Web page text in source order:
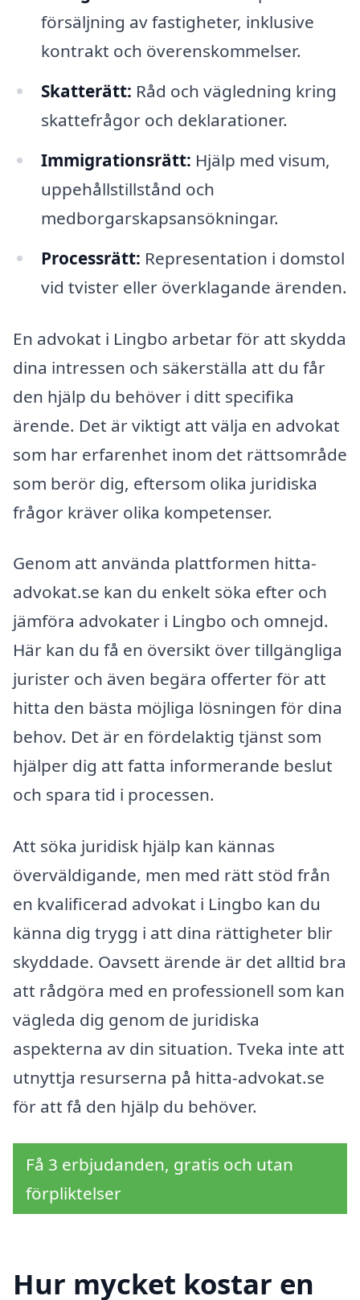
försäljning av fastigheter, inklusive
kontrakt och överenskommelser.
Skatterätt: Råd och vägledning kring
skattefrågor och deklarationer.
Immigrationsrätt: Hjälp med visum,
uppehållstillstånd och
medborgarskapsansökningar.
Processrätt: Representation i domstol
vid tvister eller överklagande ärenden.
En advokat i Lingbo arbetar för att skydda
dina intressen och säkerställa att du får
den hjälp du behöver i ditt specifika
ärende. Det är viktigt att välja en advokat
som har erfarenhet inom det rättsområde
som berör dig, eftersom olika juridiska
frågor kräver olika kompetenser.
Genom att använda plattformen hitta-
advokat.se kan du enkelt söka efter och
jämföra advokater i Lingbo och omnejd.
Här kan du få en översikt över tillgängliga
jurister och även begära offerter för att
hitta den bästa möjliga lösningen för dina
behov. Det är en fördelaktig tjänst som
hjälper dig att fatta informerande beslut
och spara tid i processen.
Att söka juridisk hjälp kan kännas
överväldigande, men med rätt stöd från
en kvalificerad advokat i Lingbo kan du
känna dig trygg i att dina rättigheter blir
skyddade. Oavsett ärende är det alltid bra
att rådgöra med en professionell som kan
vägleda dig genom de juridiska
aspekterna av din situation. Tveka inte att
utnyttja resurserna på hitta-advokat.se
för att få den hjälp du behöver.
Få 3 erbjudanden, gratis och utan
förpliktelser
Hur mycket kostar en